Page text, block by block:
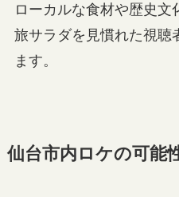
ローカルな食材や歴史文
旅サラダを見慣れた視聴
ます。
仙台市内ロケの可能